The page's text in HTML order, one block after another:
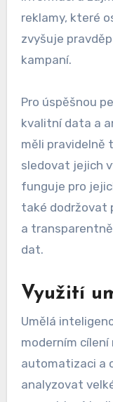
zvyšuje
trendy
cílové publikum
obsahu a
preferencí
data z
zvyšuje
kampaní.
Pro úspěšnou
kvalitní data a
měli pravidelně